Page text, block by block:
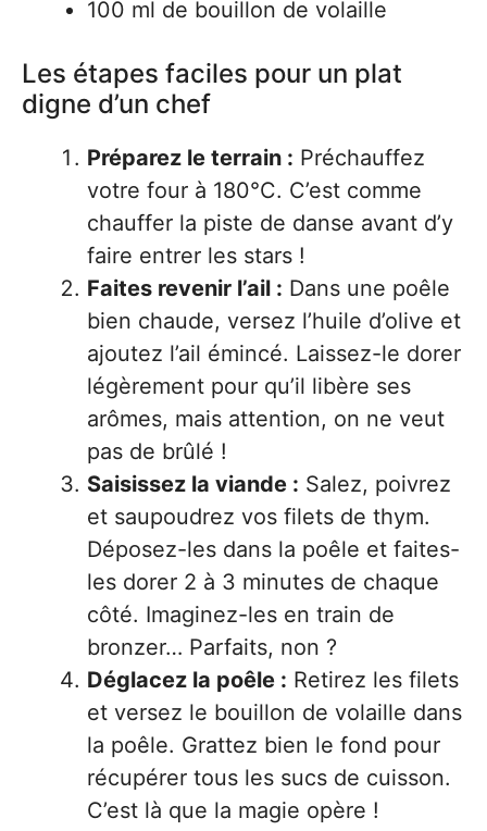
100 ml de bouillon de volaille
Les étapes faciles pour un plat
digne d’un chef
Préparez le terrain : Préchauffez
votre four à 180°C. C’est comme
chauffer la piste de danse avant d’y
faire entrer les stars !
Faites revenir l’ail : Dans une poêle
bien chaude, versez l’huile d’olive et
ajoutez l’ail émincé. Laissez-le dorer
légèrement pour qu’il libère ses
arômes, mais attention, on ne veut
pas de brûlé !
Saisissez la viande : Salez, poivrez
et saupoudrez vos filets de thym.
Déposez-les dans la poêle et faites-
les dorer 2 à 3 minutes de chaque
côté. Imaginez-les en train de
bronzer… Parfaits, non ?
Déglacez la poêle : Retirez les filets
et versez le bouillon de volaille dans
la poêle. Grattez bien le fond pour
récupérer tous les sucs de cuisson.
C’est là que la magie opère !